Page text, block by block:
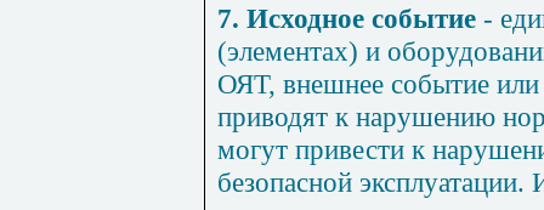
7. Исходное событие -
(элементах) и
ОЯТ, внешнее событие
приводят к нарушению
могут привести к
безопасной